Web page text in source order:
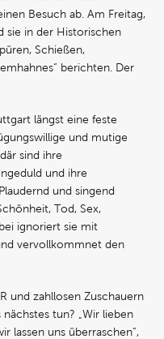
Besuch ab. Am Freitag,
sie in der Historischen
Schießen,
berichten. Der
längst eine feste
und mutige
sind ihre
und ihre
und singend
Tod, Sex,
ignoriert sie mit
vervollkommnet den
und zahllosen Zuschauern
tun? „Wir lieben
lassen uns überraschen“,